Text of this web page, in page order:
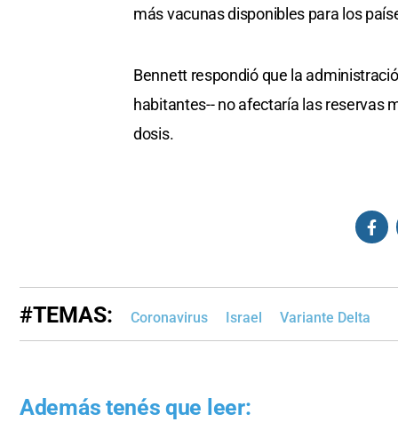
más vacunas disponibles para los
Bennett respondió que la
habitantes-- no afectaría las reservas
dosis.
#TEMAS: Coronavirus Israel Variante Delta
Además tenés que leer: